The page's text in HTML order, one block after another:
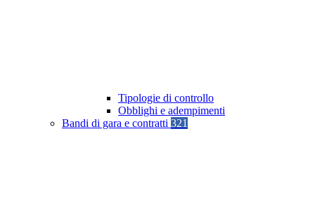
Tipologie di controllo
Obblighi e adempimenti
Bandi di gara e contratti 321